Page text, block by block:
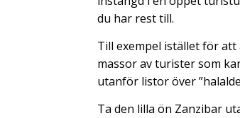
du har rest till.
Till exempel istället för att
massor av turister som
utanför listor över
Ta den lilla ön Zanzibar